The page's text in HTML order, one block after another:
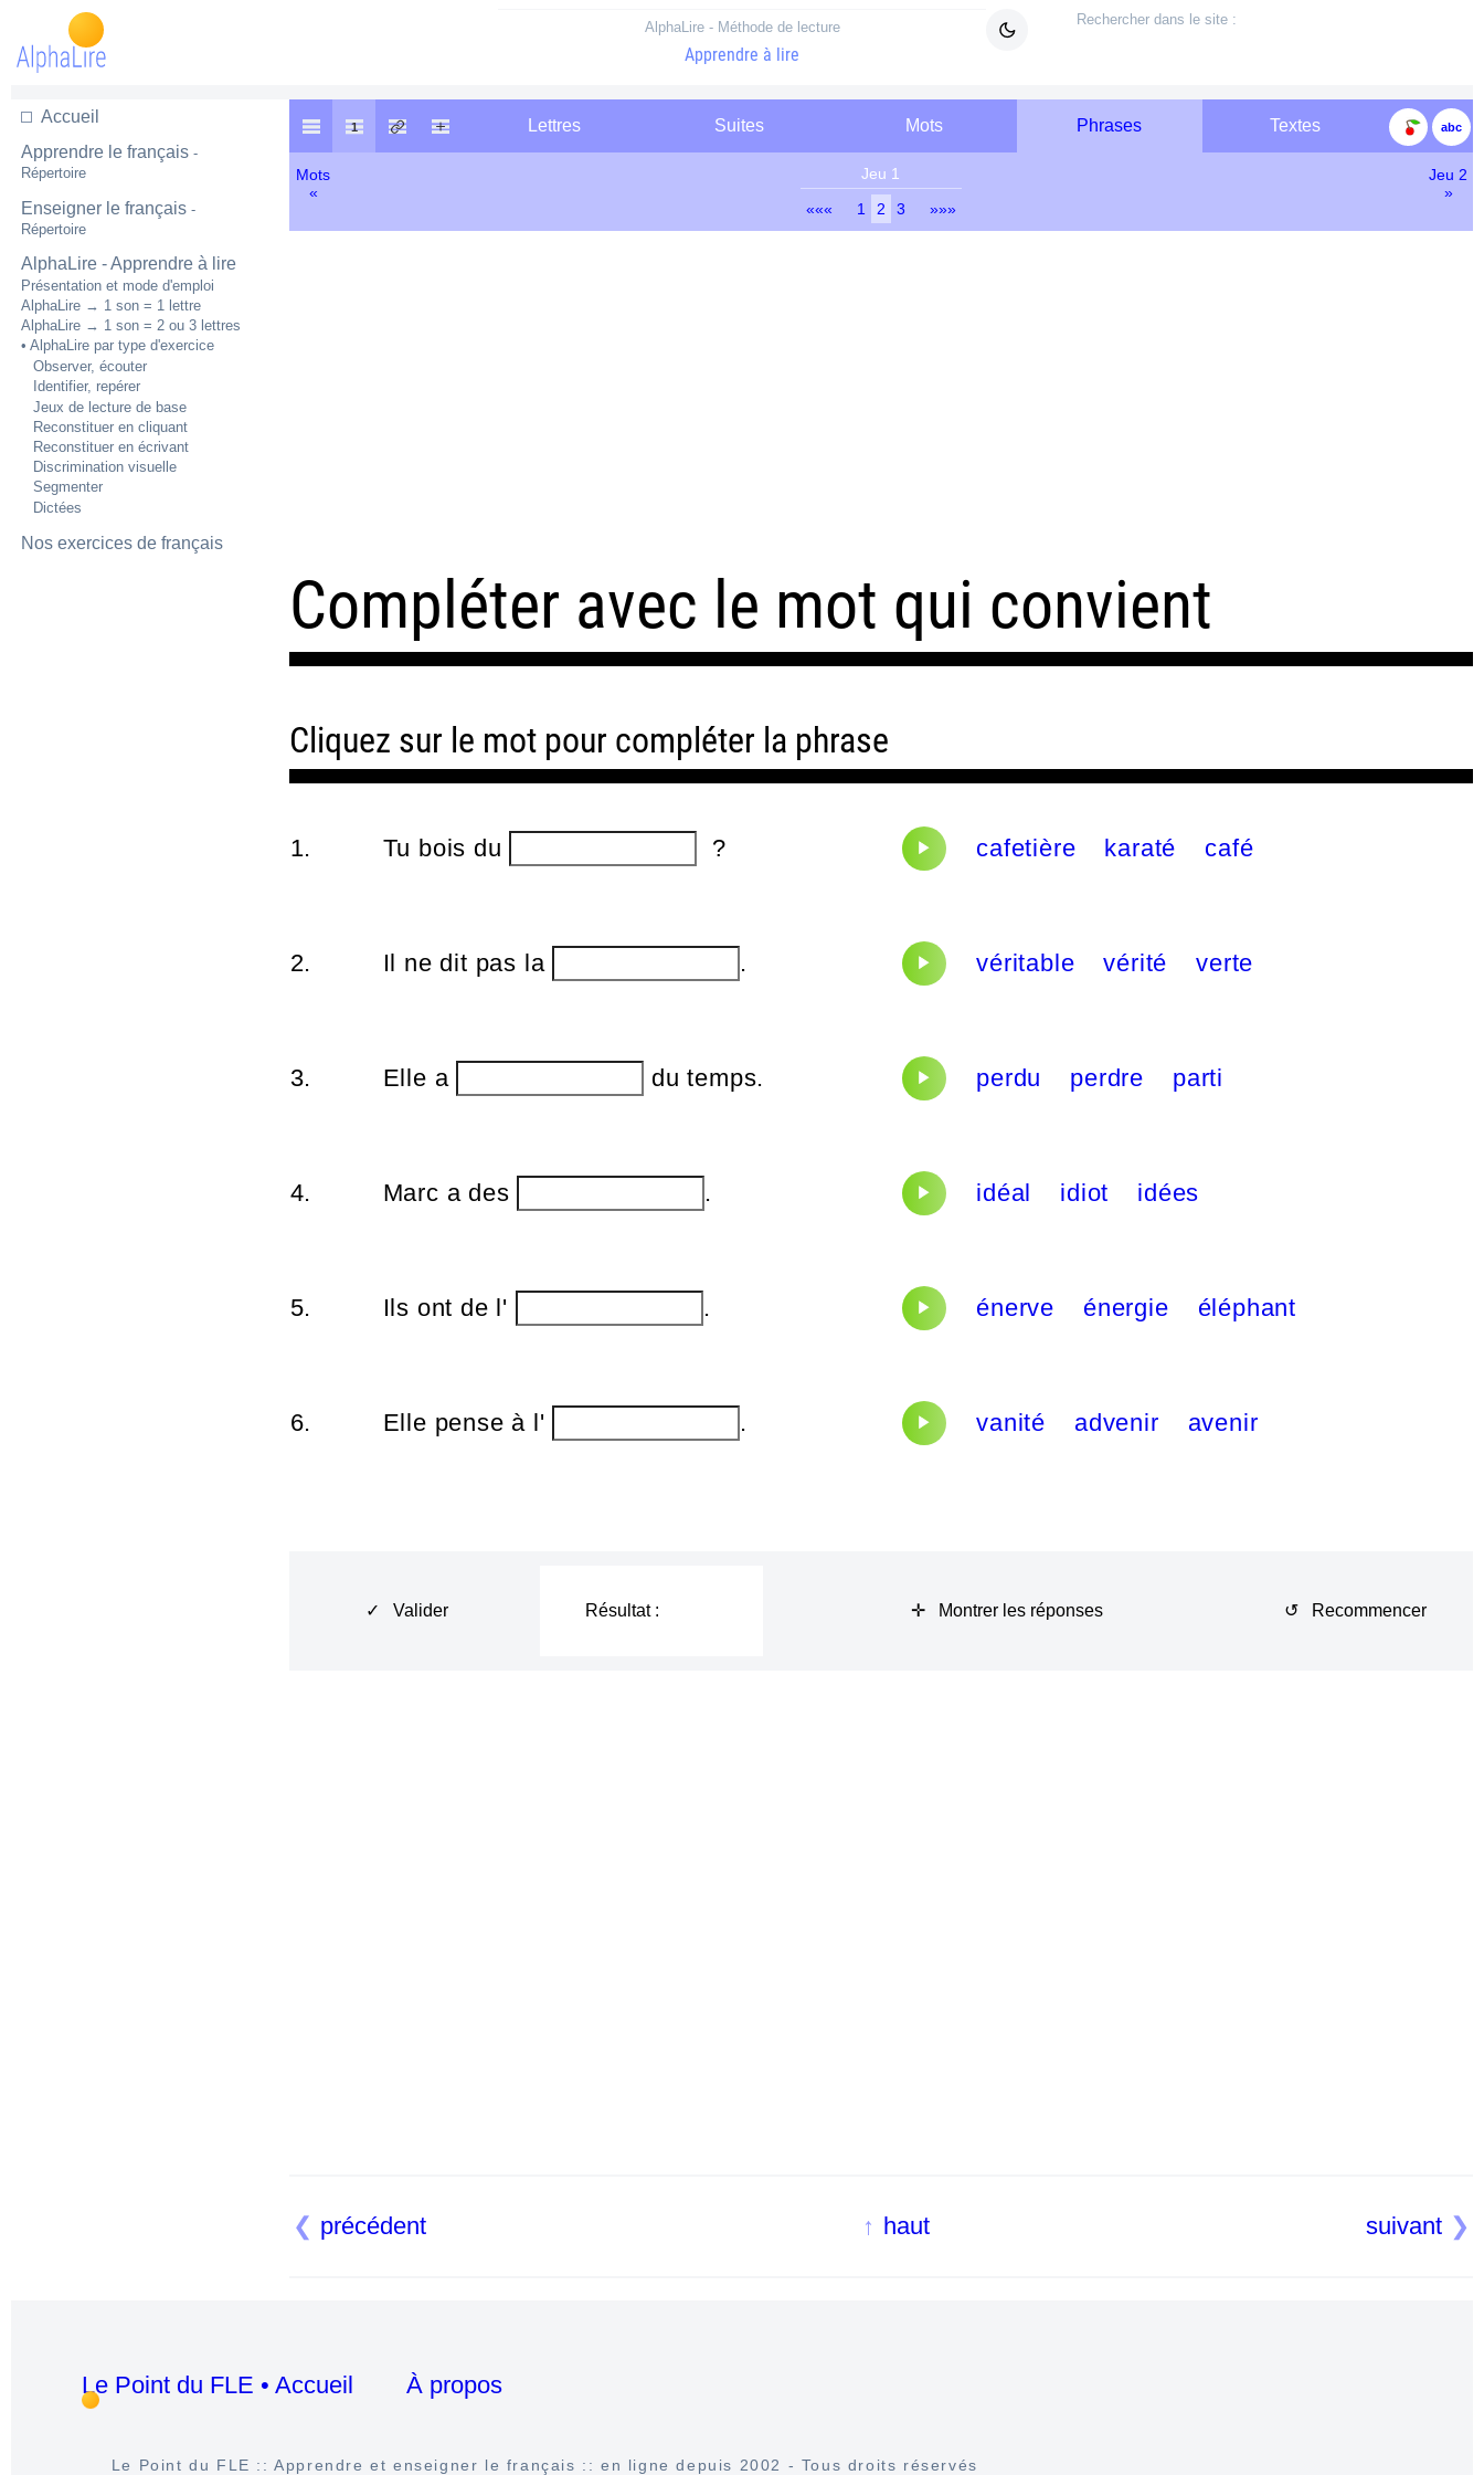
AlphaLire - Méthode de lecture
Apprendre à lire
Accueil
Apprendre le français -
Répertoire
Enseigner le français -
Répertoire
AlphaLire - Apprendre à lire
Présentation et mode d'emploi
AlphaLire → 1 son = 1 lettre
AlphaLire → 1 son = 2 ou 3 lettres
• AlphaLire par type d'exercice
Observer, écouter
Identifier, repérer
Jeux de lecture de base
Reconstituer en cliquant
Reconstituer en écrivant
Discrimination visuelle
Segmenter
Dictées
Nos exercices de français
Lettres Suites Mots Phrases Textes
Mots
«
Jeu 1
«««
1 2 3 »»»
Jeu 2
»
Compléter avec le mot qui convient
Cliquez sur le mot pour compléter la phrase
1. Tu bois du ? cafetière karaté café
2. Il ne dit pas la . véritable vérité verte
3. Elle a du temps. perdu perdre parti
4. Marc a des . idéal idiot idées
5. Ils ont de l' . énerve énergie éléphant
6. Elle pense à l' . vanité advenir avenir
✓ Valider Résultat : ✛ Montrer les réponses ↺ Recommencer
précédent haut suivant
Le Point du FLE • Accueil À propos
Le Point du FLE :: Apprendre et enseigner le français :: en ligne depuis 2002 - Tous droits réservés